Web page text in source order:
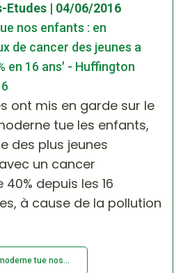
Etudes | 04/06/2016
nos enfants : en
de cancer des jeunes a
en 16 ans' - Huffington
ont mis en garde sur le
tue les enfants,
des plus jeunes
un cancer
depuis les 16
à cause de la pollution
tue nos...